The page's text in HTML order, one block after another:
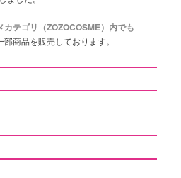
カテゴリ（ZOZOCOSME）内でも
部商品を販売しております。